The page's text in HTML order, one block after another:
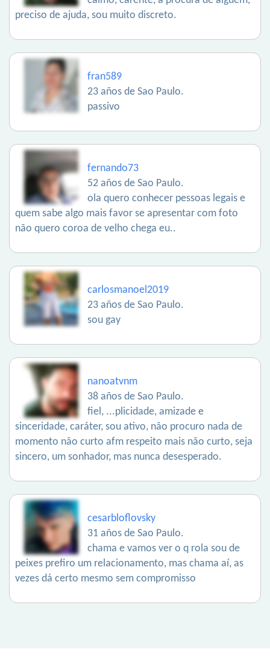
preciso de ajuda, sou muito discreto.
fran589
23 años de Sao Paulo.
passivo
fernando73
52 años de Sao Paulo.
ola quero conhecer pessoas legais e
quem sabe algo mais favor se apresentar com foto
não quero coroa de velho chega eu..
carlosmanoel2019
23 años de Sao Paulo.
sou gay
nanoatvnm
38 años de Sao Paulo.
fiel, ...plicidade, amizade e
sinceridade, caráter, sou ativo, não procuro nada de
momento não curto afm respeito mais não curto, seja
sincero, um sonhador, mas nunca desesperado.
cesarbloflovsky
31 años de Sao Paulo.
chama e vamos ver o q rola sou de
peixes prefiro um relacionamento, mas chama aí, as
vezes dá certo mesmo sem compromisso